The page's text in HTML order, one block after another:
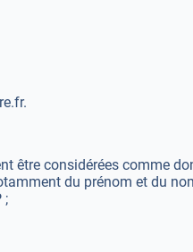
être considérées comme
du prénom et du
;